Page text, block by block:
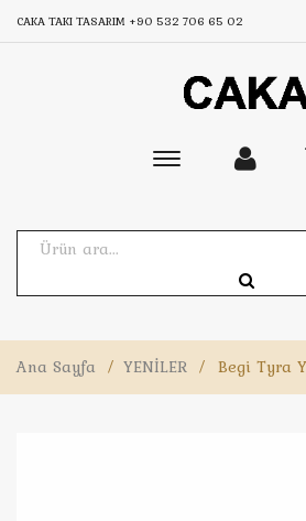
CAKA TAKI TASARIM +90 532 706 65 02
Toggle
Ana Sayfa / YENİLER / Begi Tyra